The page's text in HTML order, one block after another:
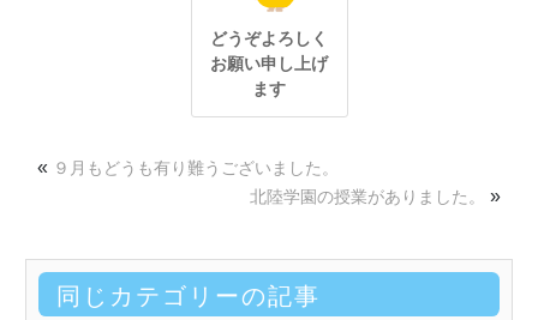
どうぞよろしく
お願い申し上げ
ます
« ９月もどうも有り難うございました。
北陸学園の授業がありました。
»
同じカテゴリーの記事